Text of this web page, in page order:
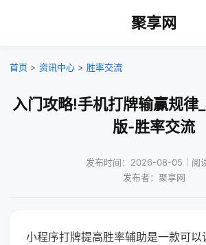
聚享网
首页 > 资讯中心 > 胜率交流
入门攻略!手机打牌输赢规律
版-胜率交流
发布时间：2026-08-05｜阅
发布者：聚享网
小程序打牌提高胜率辅助是一款可以